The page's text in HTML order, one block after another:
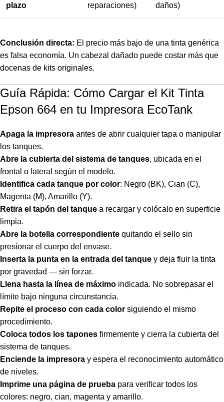
plazo
reparaciones)
daños)
Conclusión directa: El precio más bajo de una tinta genérica
es falsa economía. Un cabezal dañado puede costar más que
docenas de kits originales.
Guía Rápida: Cómo Cargar el Kit Tinta
Epson 664 en tu Impresora EcoTank
Apaga la impresora antes de abrir cualquier tapa o manipular
los tanques.
Abre la cubierta del sistema de tanques, ubicada en el
frontal o lateral según el modelo.
Identifica cada tanque por color: Negro (BK), Cian (C),
Magenta (M), Amarillo (Y).
Retira el tapón del tanque a recargar y colócalo en superficie
limpia.
Abre la botella correspondiente quitando el sello sin
presionar el cuerpo del envase.
Inserta la punta en la entrada del tanque y deja fluir la tinta
por gravedad — sin forzar.
Llena hasta la línea de máximo indicada. No sobrepasar el
límite bajo ninguna circunstancia.
Repite el proceso con cada color siguiendo el mismo
procedimiento.
Coloca todos los tapones firmemente y cierra la cubierta del
sistema de tanques.
Enciende la impresora y espera el reconocimiento automático
de niveles.
Imprime una página de prueba para verificar todos los
colores: negro, cian, magenta y amarillo.